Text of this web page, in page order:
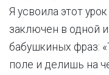
Я усвоила этот
заключен в одной
бабушкиных фраз:
поле и делишь на